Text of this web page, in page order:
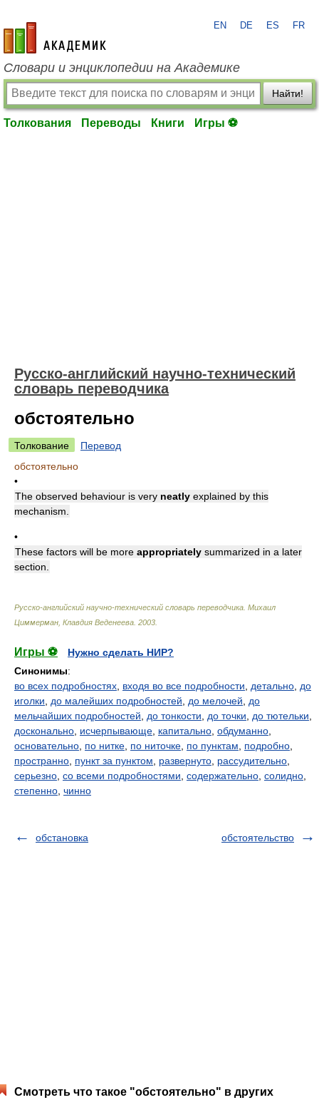
academic.ru
EN DE ES FR
Словари и энциклопедии на Академике
Найти!
Толкования Переводы Книги Игры ⚽
Русско-английский научно-технический
словарь переводчика
обстоятельно
Толкование
Перевод
обстоятельно
•
The observed behaviour is very neatly explained by this
mechanism.
•
These factors will be more appropriately summarized in a later
section.
Русско-английский научно-технический словарь переводчика Михаил
Циммерман, Клавдия Веденеева 2003
Игры ⚽
Нужно сделать НИР?
Синонимы:
во всех подробностях входя во все подробности детально до
иголки
до малейших подробностей до мелочей
до
мельчайших подробностей
до тонкости до точки до тютельки
досконально исчерпывающе капитально обдуманно
основательно по нитке по ниточке по пунктам подробно
пространно пункт за пунктом развернуто рассудительно
серьезно со всеми подробностями содержательно солидно
степенно чинно
обстановка обстоятельство
Смотреть что такое "обстоятельно" в других